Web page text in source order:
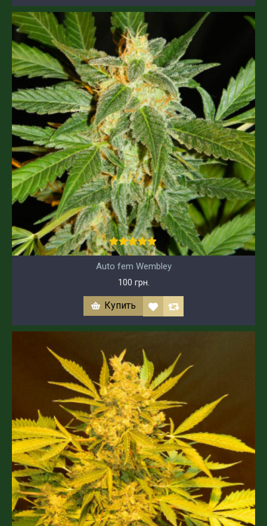
Auto fem Wembley
100 грн.
Купить